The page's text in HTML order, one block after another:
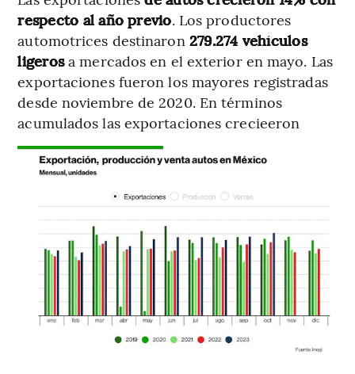
respecto al año previo. Los productores
automotrices destinaron 279.274 vehículos
ligerosa mercados en el exterior en mayo. Las
exportaciones fueron los mayores registradas
desde noviembre de 2020. En términos
acumulados las exportaciones crecieeron